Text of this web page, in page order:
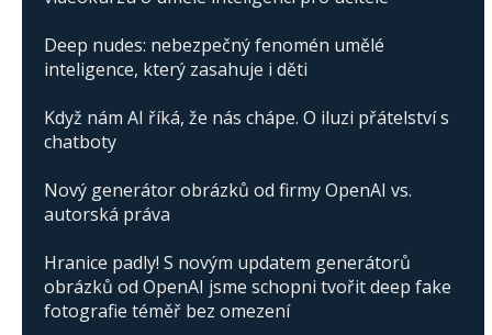
Deep nudes: nebezpečný fenomén umělé
inteligence, který zasahuje i děti
Když nám AI říká, že nás chápe. O iluzi přátelství s
chatboty
Nový generátor obrázků od firmy OpenAI vs.
autorská práva
Hranice padly! S novým updatem generátorů
obrázků od OpenAI jsme schopni tvořit deep fake
fotografie téměř bez omezení